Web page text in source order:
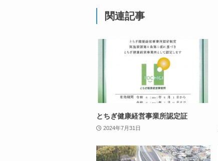
関連記事
とちぎ健康経営事業所認定証
2024年7月31日